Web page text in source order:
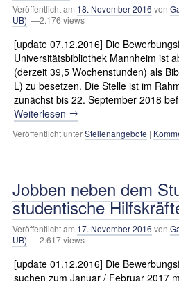
Veröffentlicht am 18. November 2016 von
UB) —2.176 views
[update 07.12.2016] Die
Universitätsbibliothek Mannheim ist
(derzeit 39,5 Wochenstunden) als
L) zu besetzen. Die Stelle ist im
zunächst bis 22. September 2018
Weiterlesen →
Veröffentlicht unterStellenangebote |
Jobben neben dem
studentische
Veröffentlicht am 17. November 2016 von
UB) —2.617 views
[update 01.12.2016] Die
suchen zum Januar / Februar 2017